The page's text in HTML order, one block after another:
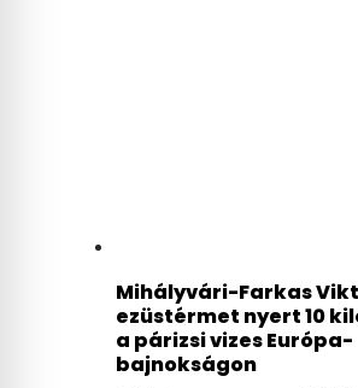
Mihályvári-Farkas
ezüstérmet nyert 10
a párizsi vizes Európa-
bajnokságon